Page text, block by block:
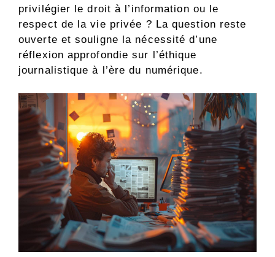
privilégier le droit à l’information ou le
respect de la vie privée ? La question reste
ouverte et souligne la nécessité d’une
réflexion approfondie sur l’éthique
journalistique à l’ère du numérique.